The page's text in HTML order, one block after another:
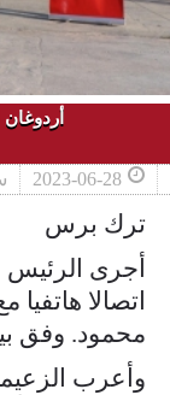
2023-06-28
ترك برس
أجرى
اتصالا
محمود. وفق
وأعرب